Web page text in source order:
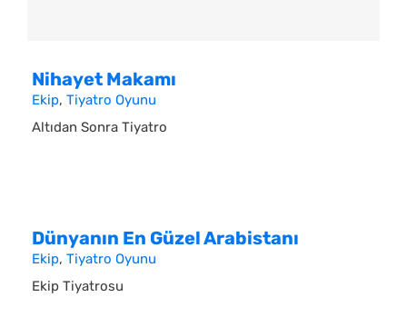
Nihayet Makamı
Ekip, Tiyatro Oyunu
Altıdan Sonra Tiyatro
Dünyanın En Güzel Arabistanı
Ekip, Tiyatro Oyunu
Ekip Tiyatrosu